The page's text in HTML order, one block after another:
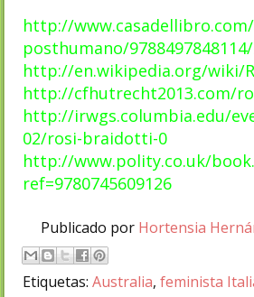
http://
posthumano/9788497848114/
http://en.wikipedia.org/wiki/
http://cfhutrecht2013.com/
http://irwgs.columbia.edu/
02/rosi-braidotti-0
http://www.polity.co.uk/
ref=9780745609126
Publicado por Hortensia
Etiquetas: Australia, feminista